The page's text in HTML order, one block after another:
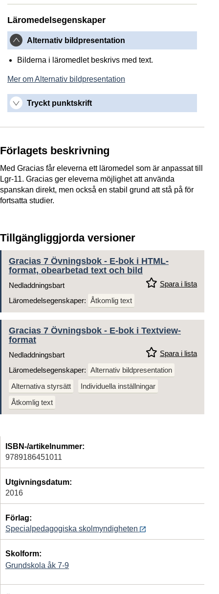
Läromedelsegenskaper
Alternativ bildpresentation
Bilderna i läromedlet beskrivs med text.
Mer om Alternativ bildpresentation
Tryckt punktskrift
Förlagets beskrivning
Med Gracias får eleverna ett läromedel som är anpassat till
Lgr-11. Gracias ger eleverna möjlighet att använda
spanskan direkt, men också en stabil grund att stå på för
fortsatta studier.
Tillgängliggjorda versioner
Gracias 7 Övningsbok - E-bok i HTML-
format, obearbetad text och bild
Spara i lista
Nedladdningsbart
Läromedelsegenskaper: Åtkomlig text
Gracias 7 Övningsbok - E-bok i Textview-
format
Spara i lista
Nedladdningsbart
Läromedelsegenskaper: Alternativ bildpresentation
Alternativa styrsätt
Individuella inställningar
Åtkomlig text
ISBN-/artikelnummer:
9789186451011
Utgivningsdatum:
2016
Förlag:
Specialpedagogiska skolmyndigheten
Skolform:
Grundskola åk 7-9